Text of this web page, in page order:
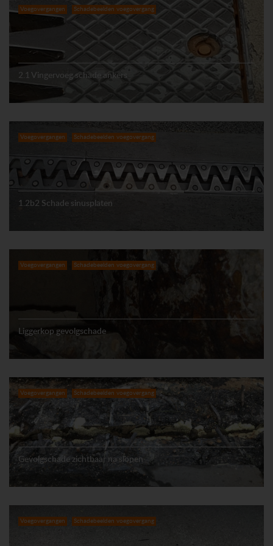
Voegovergangen Schadebeelden voegovergang
2.1 Vingervoeg schade ankers
Voegovergangen Schadebeelden voegovergang
1.2b2 Schade sinusplaten
Voegovergangen Schadebeelden voegovergang
Liggerkop gevolgschade
Voegovergangen Schadebeelden voegovergang
Gevolgschade zichtbaar na slopen
Voegovergangen Schadebeelden voegovergang